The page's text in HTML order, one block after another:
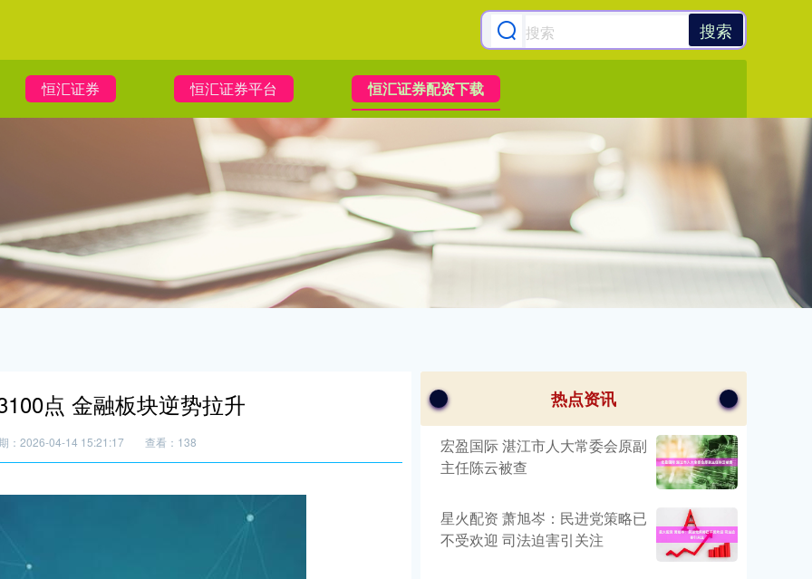
搜索
恒汇证券 恒汇证券平台 恒汇证券配资下载
点 金融板块逆势拉升
：2026-04-14 15:21:17 查看：138
热点资讯
宏盈国际 湛江市人大常委会原副
主任陈云被查
星火配资 萧旭岑：民进党策略已
不受欢迎 司法迫害引关注